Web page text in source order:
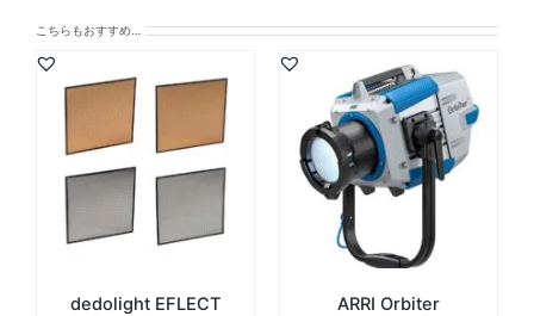
こちらもおすすめ…
dedolight EFLECT
ARRI Orbiter